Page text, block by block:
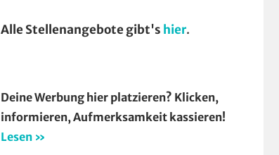
Alle Stellenangebote gibt's hier.
Deine Werbung hier platzieren? Klicken,
informieren, Aufmerksamkeit kassieren!
Lesen »